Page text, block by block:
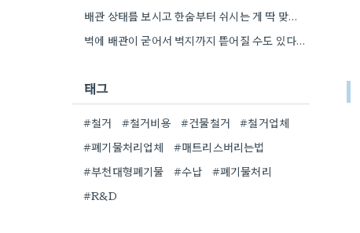
배관 상태를 보시고 한숨부터 쉬시는 게 딱 맞았어요. 벽에 배관이 이렇게 굳어있는 경우가 많아서요.
벽에 배관이 굳어서 벽지까지 뜯어질 수도 있다니, 정말 걱정되네요. 전문가 말씀처럼 주의해야 하는 부분이 많았어요.
태그
#철거 #철거비용 #건물철거
#철거업체
#폐기물처리업체
#매트리스버리는법
#부천대형폐기물
#수납
#폐기물처리
#R&D